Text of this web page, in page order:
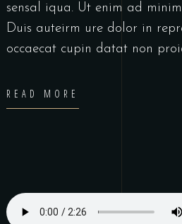
sensal iqua. Ut enim ad
Duis auteirm ure dolor in
occaecat cupin datat non
READ MORE